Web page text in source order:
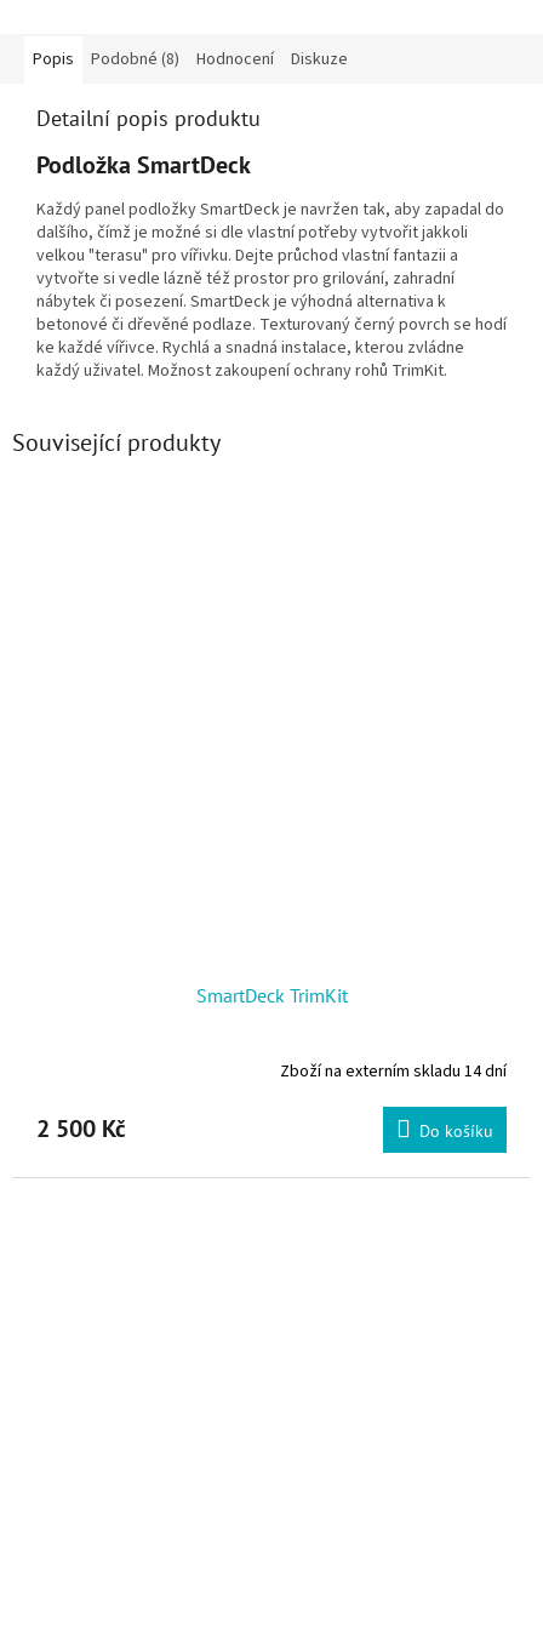
Popis Podobné (8) Hodnocení Diskuze
Detailní popis produktu
Podložka SmartDeck
Každý panel podložky SmartDeck je navržen tak, aby zapadal do
dalšího, čímž je možné si dle vlastní potřeby vytvořit jakkoli
velkou "terasu" pro vířivku. Dejte průchod vlastní fantazii a
vytvořte si vedle lázně též prostor pro grilování, zahradní
nábytek či posezení. SmartDeck je výhodná alternativa k
betonové či dřevěné podlaze. Texturovaný černý povrch se hodí
ke každé vířivce. Rychlá a snadná instalace, kterou zvládne
každý uživatel. Možnost zakoupení ochrany rohů TrimKit.
Související produkty
SmartDeck TrimKit
Zboží na externím skladu 14 dní
2 500 Kč Do košíku